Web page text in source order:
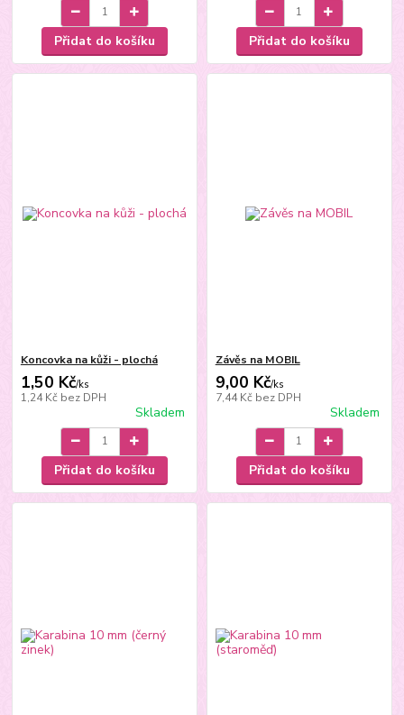
Přidat do košíku Přidat do košíku
Koncovka na kůži - plochá
1,50 Kč/ks
1,24 Kč bez DPH
Skladem
Přidat do košíku
Závěs na MOBIL
9,00 Kč/ks
7,44 Kč bez DPH
Skladem
Přidat do košíku